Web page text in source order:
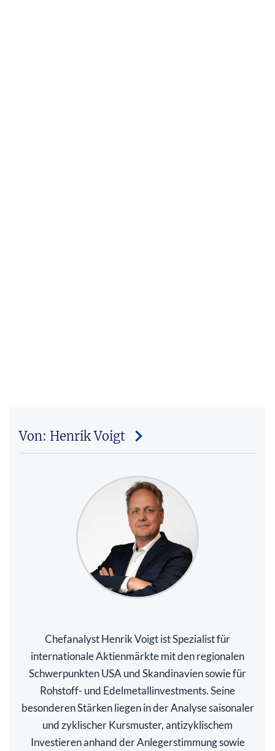
Von: Henrik Voigt
Chefanalyst Henrik Voigt ist Spezialist für
internationale Aktienmärkte mit den regionalen
Schwerpunkten USA und Skandinavien sowie für
Rohstoff- und Edelmetallinvestments. Seine
besonderen Stärken liegen in der Analyse saisonaler
und zyklischer Kursmuster, antizyklischem
Investieren anhand der Anlegerstimmung sowie